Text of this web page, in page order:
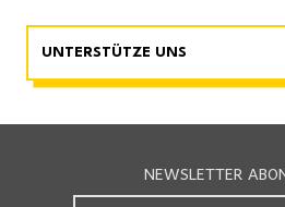
UNTERSTÜTZE UNS
NEWSLETTER